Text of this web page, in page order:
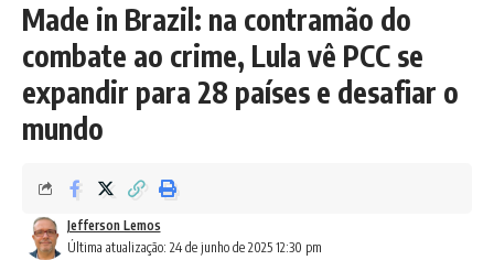
Made in Brazil: na contramão do
combate ao crime, Lula vê PCC se
expandir para 28 países e desafiar o
mundo
Última atualização: 24 de junho de 2025 12:30 pm
Jefferson Lemos